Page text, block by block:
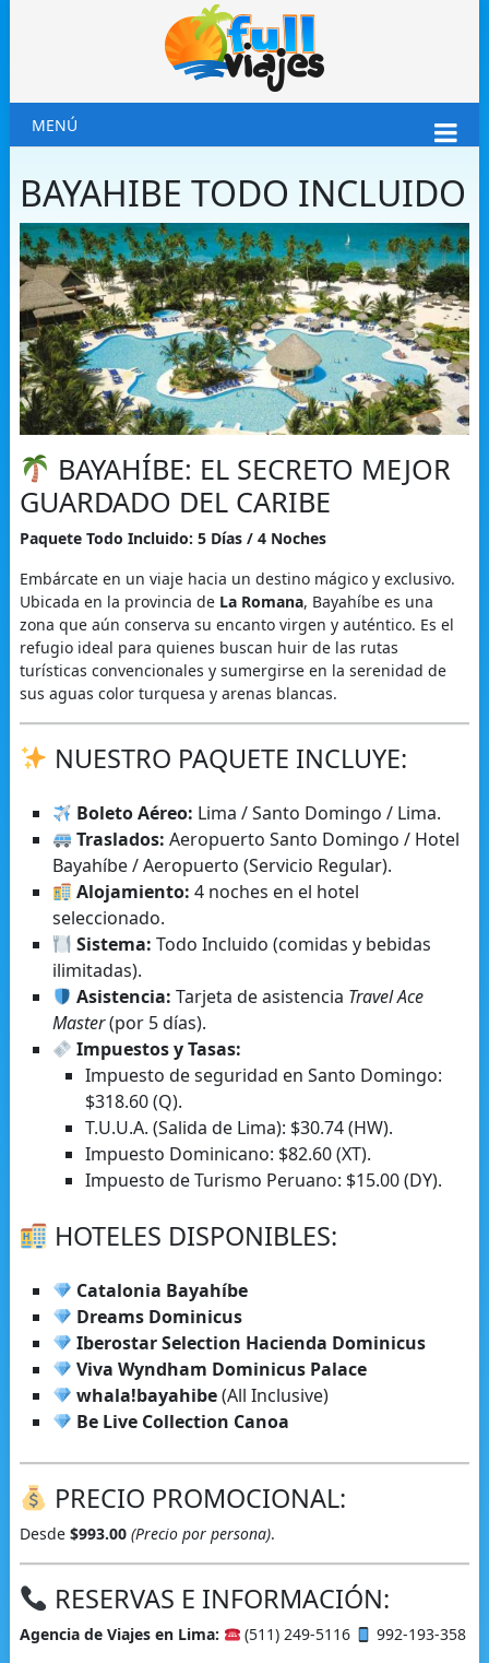
MENÚ
BAYAHIBE TODO INCLUIDO
BAYAHÍBE: EL SECRETO MEJOR
GUARDADO DEL CARIBE
Paquete Todo Incluido: 5 Días / 4 Noches
Embárcate en un viaje hacia un destino mágico y exclusivo.
Ubicada en la provincia de La Romana, Bayahíbe es una
zona que aún conserva su encanto virgen y auténtico. Es el
refugio ideal para quienes buscan huir de las rutas
turísticas convencionales y sumergirse en la serenidad de
sus aguas color turquesa y arenas blancas.
NUESTRO PAQUETE INCLUYE:
Boleto Aéreo: Lima / Santo Domingo / Lima.
Traslados: Aeropuerto Santo Domingo / Hotel
Bayahíbe / Aeropuerto (Servicio Regular).
Alojamiento: 4 noches en el hotel
seleccionado.
Sistema: Todo Incluido (comidas y bebidas
ilimitadas).
Asistencia: Tarjeta de asistencia Travel Ace
Master(por 5 días).
Impuestos y Tasas:
Impuesto de seguridad en Santo Domingo:
$318.60 (Q).
T.U.U.A. (Salida de Lima): $30.74 (HW).
Impuesto Dominicano: $82.60 (XT).
Impuesto de Turismo Peruano: $15.00 (DY).
HOTELES DISPONIBLES:
Catalonia Bayahíbe
Dreams Dominicus
Iberostar Selection Hacienda Dominicus
Viva Wyndham Dominicus Palace
whala!bayahibe(All Inclusive)
Be Live Collection Canoa
PRECIO PROMOCIONAL:
Desde $993.00 (Precio por persona).
RESERVAS E INFORMACIÓN:
Agencia de Viajes en Lima: (511) 249-5116
992-193-358